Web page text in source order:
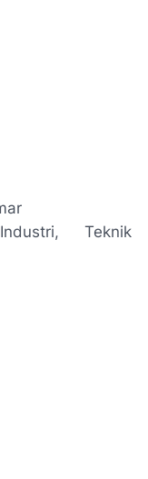
Teknik